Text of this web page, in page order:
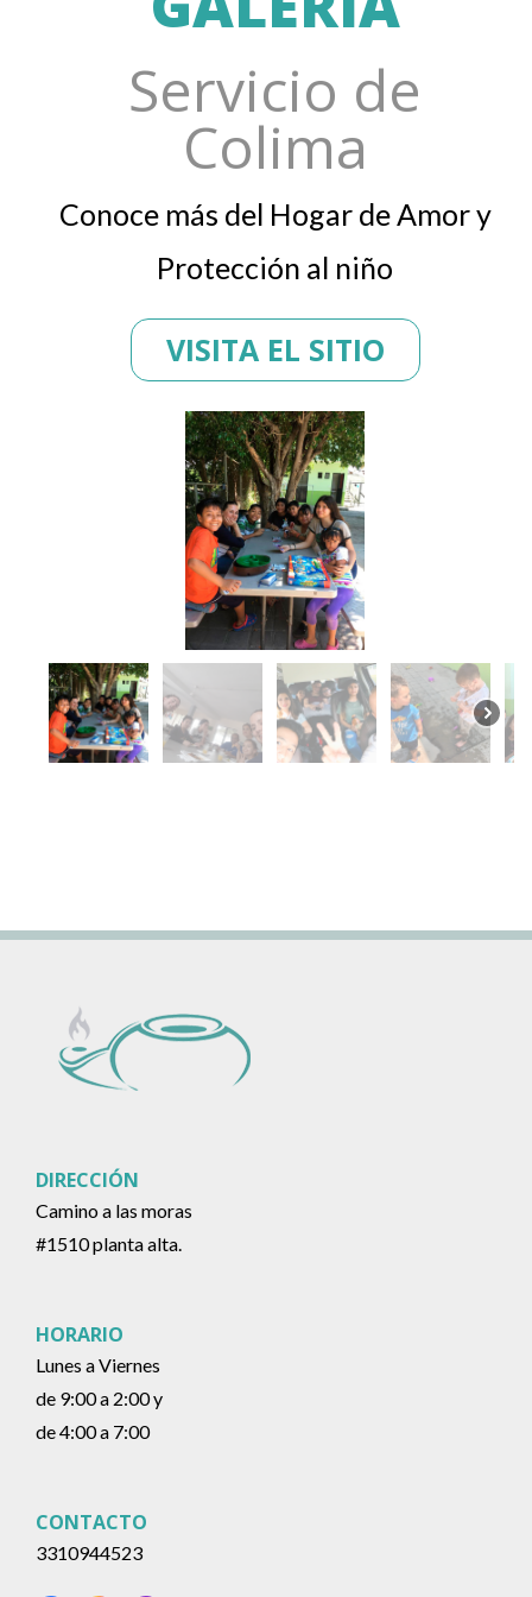
Servicio de
Colima
Conoce más del Hogar de Amor y
Protección al niño
VISITA EL SITIO
DIRECCIÓN
Camino a las moras
#1510 planta alta.
HORARIO
Lunes a Viernes
de 9:00 a 2:00 y
de 4:00 a 7:00
CONTACTO
3310944523